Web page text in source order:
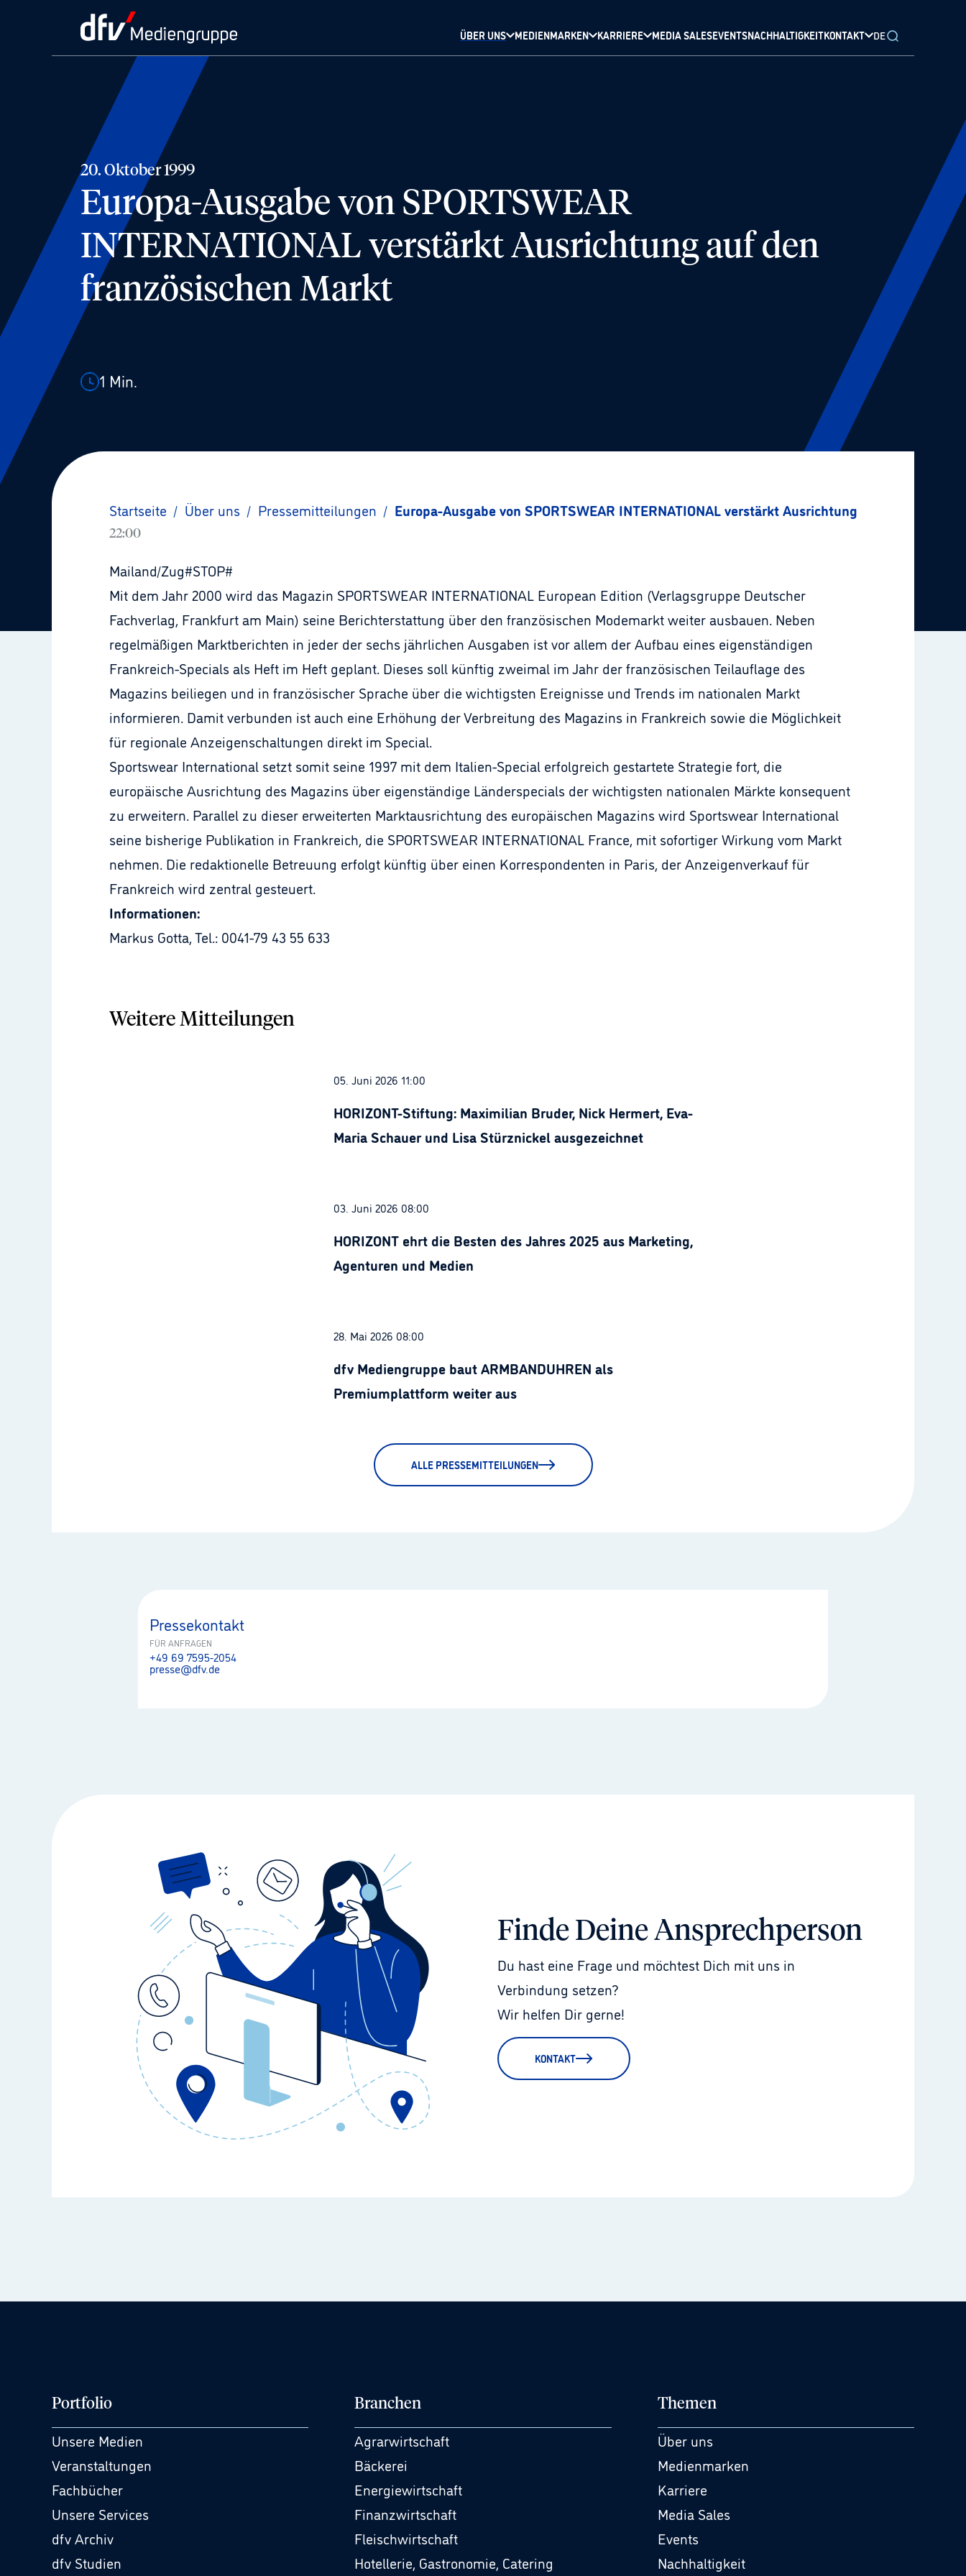
ÜBER UNS MEDIENMARKEN KARRIERE MEDIA SALESEVENTSNACHHALTIGKEITKONTAKT DE
20. Oktober 1999
Europa-Ausgabe von SPORTSWEAR
INTERNATIONAL verstärkt Ausrichtung auf den
französischen Markt
1 Min.
Startseite / Über uns / Pressemitteilungen / Europa-Ausgabe von SPORTSWEAR INTERNATIONAL verstärkt Ausrichtung auf den
22:00
Mailand/Zug#STOP#
Mit dem Jahr 2000 wird das Magazin SPORTSWEAR INTERNATIONAL European Edition (Verlagsgruppe Deutscher
Fachverlag, Frankfurt am Main) seine Berichterstattung über den französischen Modemarkt weiter ausbauen. Neben
regelmäßigen Marktberichten in jeder der sechs jährlichen Ausgaben ist vor allem der Aufbau eines eigenständigen
Frankreich-Specials als Heft im Heft geplant. Dieses soll künftig zweimal im Jahr der französischen Teilauflage des
Magazins beiliegen und in französischer Sprache über die wichtigsten Ereignisse und Trends im nationalen Markt
informieren. Damit verbunden ist auch eine Erhöhung der Verbreitung des Magazins in Frankreich sowie die Möglichkeit
für regionale Anzeigenschaltungen direkt im Special.
Sportswear International setzt somit seine 1997 mit dem Italien-Special erfolgreich gestartete Strategie fort, die
europäische Ausrichtung des Magazins über eigenständige Länderspecials der wichtigsten nationalen Märkte konsequent
zu erweitern. Parallel zu dieser erweiterten Marktausrichtung des europäischen Magazins wird Sportswear International
seine bisherige Publikation in Frankreich, die SPORTSWEAR INTERNATIONAL France, mit sofortiger Wirkung vom Markt
nehmen. Die redaktionelle Betreuung erfolgt künftig über einen Korrespondenten in Paris, der Anzeigenverkauf für
Frankreich wird zentral gesteuert.
Informationen:
Markus Gotta, Tel.: 0041-79 43 55 633
Weitere Mitteilungen
05. Juni 2026 11:00
HORIZONT-Stiftung: Maximilian Bruder, Nick Hermert, Eva-
Maria Schauer und Lisa Stürznickel ausgezeichnet
03. Juni 2026 08:00
HORIZONT ehrt die Besten des Jahres 2025 aus Marketing,
Agenturen und Medien
28. Mai 2026 08:00
dfv Mediengruppe baut ARMBANDUHREN als
Premiumplattform weiter aus
ALLE PRESSEMITTEILUNGEN
Pressekontakt
FÜR ANFRAGEN
+49 69 7595-2054
presse@dfv.de
Finde Deine Ansprechperson
Du hast eine Frage und möchtest Dich mit uns in
Verbindung setzen?
Wir helfen Dir gerne!
KONTAKT
Portfolio
Unsere Medien
Veranstaltungen
Fachbücher
Unsere Services
dfv Archiv
dfv Studien
Branchen
Agrarwirtschaft
Bäckerei
Energiewirtschaft
Finanzwirtschaft
Fleischwirtschaft
Hotellerie, Gastronomie, Catering
Themen
Über uns
Medienmarken
Karriere
Media Sales
Events
Nachhaltigkeit